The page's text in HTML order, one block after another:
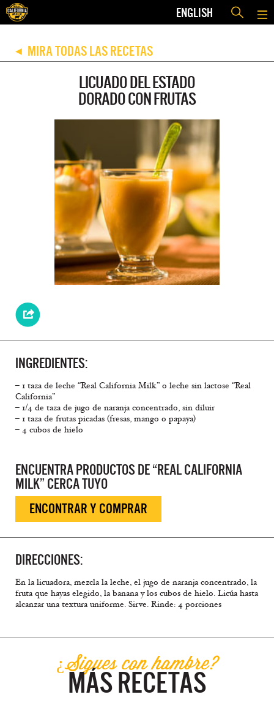
ENGLISH
◀ MIRA TODAS LAS RECETAS
LICUADO DEL ESTADO
DORADO CON FRUTAS
INGREDIENTES:
– 1 taza de leche “Real California Milk” o leche sin lactose “Real
California”
– 1/4 de taza de jugo de naranja concentrado, sin diluir
– 1 taza de frutas picadas (fresas, mango o papaya)
– 4 cubos de hielo
ENCUENTRA PRODUCTOS DE “REAL CALIFORNIA
MILK” CERCA TUYO
ENCONTRAR Y COMPRAR
DIRECCIONES:
En la licuadora, mezcla la leche, el jugo de naranja concentrado, la
fruta que hayas elegido, la banana y los cubos de hielo. Licúa hasta
alcanzar una textura uniforme. Sirve. Rinde: 4 porciones
¿Sigues con hambre?
MÁS RECETAS